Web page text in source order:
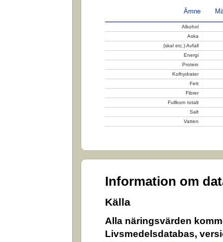
Ämne
Alkohol
Aska
(skal etc.) Avfall
Energi
Protein
Kolhydrater
Fett
Fibrer
Fullkorn totalt
Salt
Vatten
Information om
Källa
Alla näringsvärden
Livsmedelsdatabas,